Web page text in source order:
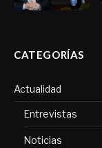
CATEGORÍAS
Actualidad
Entrevistas
Noticias